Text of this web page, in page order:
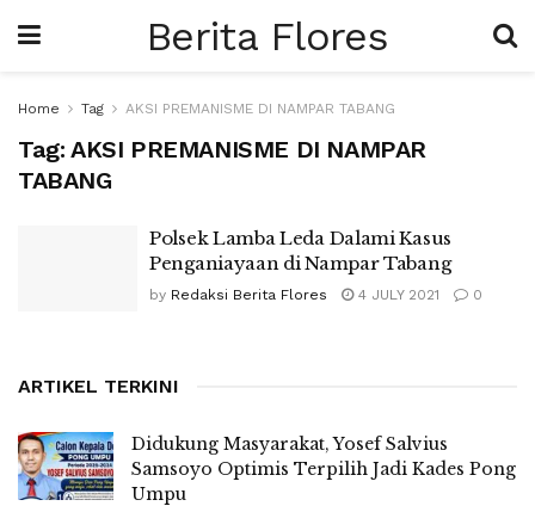
Berita Flores
Home Tag AKSI PREMANISME DI NAMPAR TABANG
Tag: AKSI PREMANISME DI NAMPAR
TABANG
Polsek Lamba Leda Dalami Kasus
Penganiayaan di Nampar Tabang
by Redaksi Berita Flores 4 JULY 2021 0
ARTIKEL TERKINI
Didukung Masyarakat, Yosef Salvius
Samsoyo Optimis Terpilih Jadi Kades Pong
Umpu